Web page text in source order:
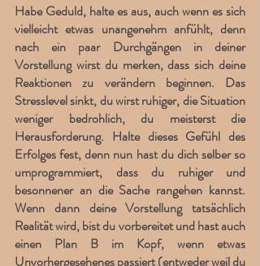
Habe Geduld, halte es aus, auch wenn es sich
vielleicht etwas unangenehm anfühlt, denn
nach ein paar Durchgängen in deiner
Vorstellung wirst du merken, dass sich deine
Reaktionen zu verändern beginnen. Das
Stresslevel sinkt, du wirst ruhiger, die Situation
weniger bedrohlich, du meisterst die
Herausforderung. Halte dieses Gefühl des
Erfolges fest, denn nun hast du dich selber so
umprogrammiert, dass du ruhiger und
besonnener an die Sache rangehen kannst.
Wenn dann deine Vorstellung tatsächlich
Realität wird, bist du vorbereitet und hast auch
einen Plan B im Kopf, wenn etwas
Unvorhergesehenes passiert (entweder weil du